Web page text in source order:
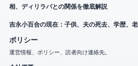
相、ディリラバとの関係を徹底解説
吉永小百合の現在：子供、夫の死去、学歴、
ポリシー
運営情報、ポリシー、読者向け連絡先。